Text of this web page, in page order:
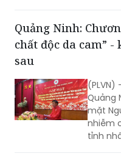
Quảng Ninh:
chất độc da cam”
sau
Quảng
mặt
nhiễm
tỉnh